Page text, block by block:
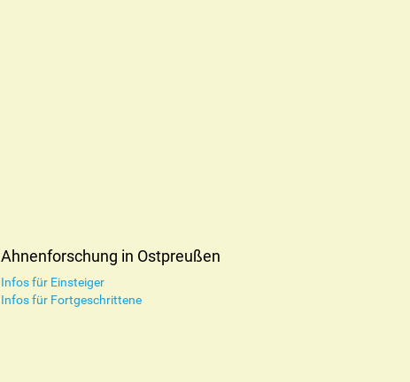
Ahnenforschung in Ostpreußen
Infos für Einsteiger
Infos für Fortgeschrittene